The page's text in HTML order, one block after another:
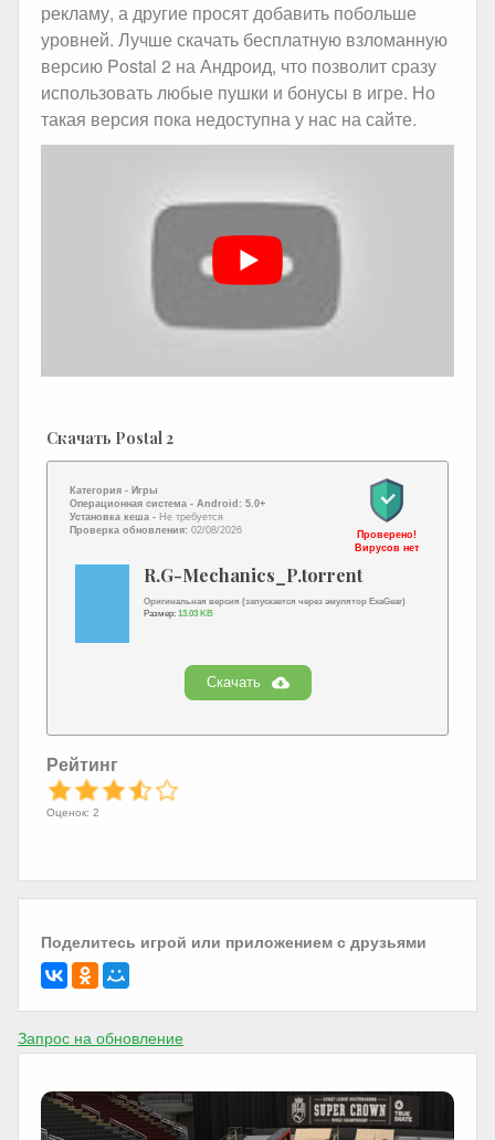
рекламу, а другие просят добавить побольше
уровней. Лучше скачать бесплатную взломанную
версию Postal 2 на Андроид, что позволит сразу
использовать любые пушки и бонусы в игре. Но
такая версия пока недоступна у нас на сайте.
Скачать Postal 2
Категория - Игры
Операционная система - Android: 5.0+
Установка кеша - Не требуется
Проверка обновления: 02/08/2026
Проверено!
Вирусов нет
R.G-Mechanics_P.torrent
Оригинальная версия (запускается через эмулятор ExaGear)
Размер: 13.03 KB
Скачать
Рейтинг
Оценок: 2
Поделитесь игрой или приложением с друзьями
Запрос на обновление